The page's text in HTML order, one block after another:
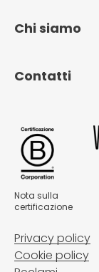
Chi siamo
Contatti
Nota sulla
certificazione
Privacy policy
Cookie policy